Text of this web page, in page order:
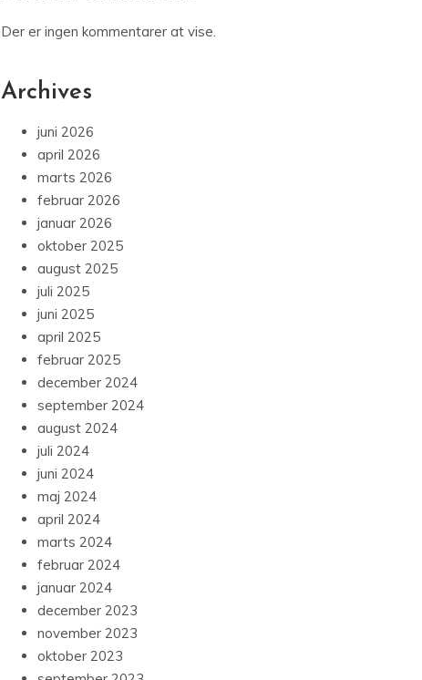
Der er ingen kommentarer at vise.
Archives
juni 2026
april 2026
marts 2026
februar 2026
januar 2026
oktober 2025
august 2025
juli 2025
juni 2025
april 2025
februar 2025
december 2024
september 2024
august 2024
juli 2024
juni 2024
maj 2024
april 2024
marts 2024
februar 2024
januar 2024
december 2023
november 2023
oktober 2023